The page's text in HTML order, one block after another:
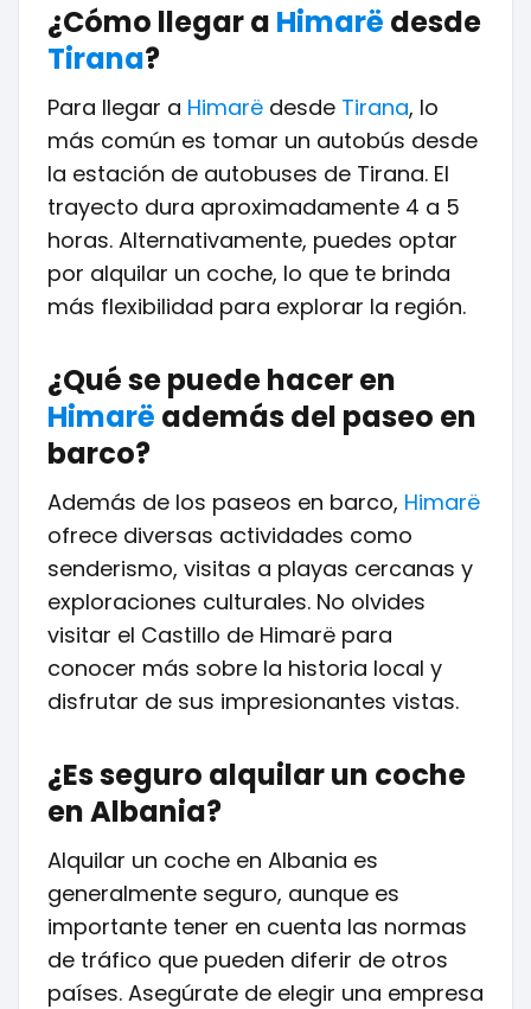
¿Cómo llegar a Himarë desde
Tirana?
Para llegar a Himarë desde Tirana, lo
más común es tomar un autobús desde
la estación de autobuses de Tirana. El
trayecto dura aproximadamente 4 a 5
horas. Alternativamente, puedes optar
por alquilar un coche, lo que te brinda
más flexibilidad para explorar la región.
¿Qué se puede hacer en
Himarë además del paseo en
barco?
Además de los paseos en barco, Himarë
ofrece diversas actividades como
senderismo, visitas a playas cercanas y
exploraciones culturales. No olvides
visitar el Castillo de Himarë para
conocer más sobre la historia local y
disfrutar de sus impresionantes vistas.
¿Es seguro alquilar un coche
en Albania?
Alquilar un coche en Albania es
generalmente seguro, aunque es
importante tener en cuenta las normas
de tráfico que pueden diferir de otros
países. Asegúrate de elegir una empresa